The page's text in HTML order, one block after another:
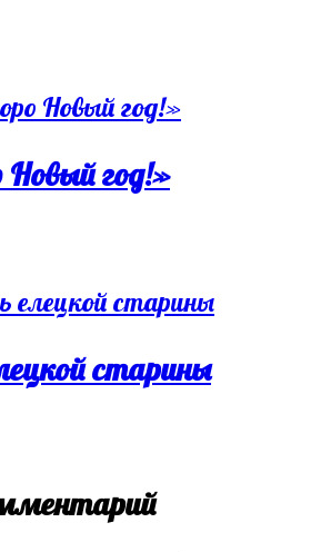
Новый год!»
старины